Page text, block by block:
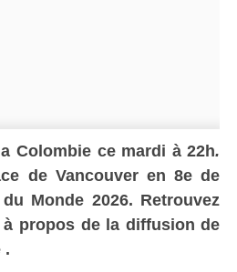
Colombie ce mardi à22h.
de Vancouver en 8e de
Monde 2026. Retrouvez
propos de la diffusion de
.